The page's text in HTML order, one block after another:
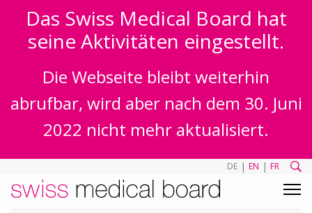
Das Swiss Medical Board hat
seine Aktivitäten eingestellt.
Die Webseite bleibt weiterhin
abrufbar, wird aber nach dem 30. Juni
2022 nicht mehr aktualisiert.
DE | EN | FR